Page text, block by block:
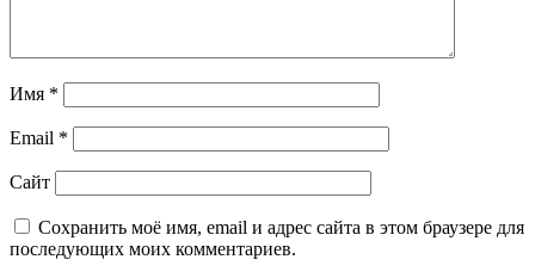
Имя *
Email *
Сайт
Сохранить моё имя, email и адрес сайта в этом браузере для
последующих моих комментариев.